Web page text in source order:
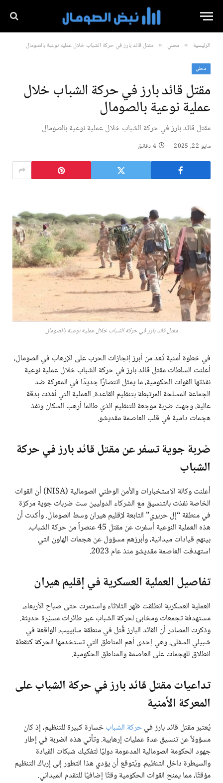
الرئيسية » محلي » مقتل قائد بارز في حركة الشباب خلال عملية نوعية بالصومال
محلي
مقتل قائد بارز في حركة الشباب خلال
عملية نوعية بالصومال
مقتل قائد بارز في حركة الشباب خلال عملية نوعية بالصومال
مايو 22, 2025 4 دقائق
مقتل قائد بارز في حركة الشباب خلال عملية نوعية بالصومال
في خطوة أمنية تُعد من أبرز إنجازات الحرب على الإرهاب في الصومال،
أعلنت السلطات مقتل قائد بارز في حركة الشباب خلال عملية نوعية
نفذتها القوات الحكومية، ما يمثل انتصارًا جديدًا في المعركة ضد
الجماعة المسلحة المرتبطة بتنظيم القاعدة. العملية التي نُفذت بدقة
عالية، وجهت ضربة موجعة للتنظيم الذي طالما أرهب السكان ونفذ
هجمات دامية في قلب العاصمة مقديشو.
ضربة جوية تسفر عن مقتل قائد بارز في حركة
الشباب
أعلنت وكالة الاستخبارات والأمن الوطني الصومالية (NISA) أن القوات
الخاصة نفذت بالتنسيق مع الشركاء الدوليين ست ضربات جوية مركزة
في منطقة “إل حريري” التابعة لإقليم هيران وسط الصومال. وأكدت أن
هذه العملية النوعية أسفرت عن مقتل 45 عنصراً من حركة الشباب،
بينهم قيادات ميدانية، وأبرزهم مسؤول عن هجمات الهاون التي
استهدفت العاصمة مقديشو منذ عام 2023.
تفاصيل العملية العسكرية في إقليم هيران
العملية العسكرية انطلقت ظهر الثلاثاء واستمرت حتى صباح الأربعاء،
مستهدفة تجمعات ومخابئ لحركة الشباب عبر طائرات مسيّرة حديثة.
وذكرت المصادر أن القائد البارز قُتل في منطقة سابييب، الواقعة في
شبيلي السفلى، وهي إحدى أهم المناطق التي تستخدمها الحركة كنقطة
انطلاق للهجمات على العاصمة والمناطق الحكومية.
تداعيات مقتل قائد بارز في حركة الشباب على
المعركة الأمنية
يُعتبر مقتل قائد بارز فيحركة الشبابخسارة كبيرة للتنظيم، إذ كان
مسؤولاً عن تنسيق عدة عمليات إرهابية. وتأتي هذه الضربة في إطار
جهود الحكومة الصومالية المدعومة دوليًا لتفكيك شبكات القيادة
والسيطرة داخل التنظيم. ويُتوقع أن يؤدي هذا التطور إلى إرباك التنظيم
مؤقتًا، مما يمنح القوات الحكومية وقتًا إضافيًا للتقدم الميداني.